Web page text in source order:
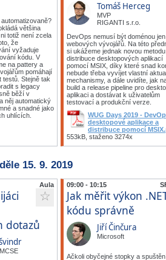
většina
totiž není zcela
že
vyžaduje
kódu. V
na pattery a
pomáhají
testů. Stejně tak
s legacy
běží v
něj automatický
a snadné jako
uhlících.
Tomáš Herceg
MVP
RIGANTI s.r.o.
DevOps nemusí být doménou jen
webových vývojářů. Na této
si ukážeme jednak novou metodu
distribuce desktopových aplikací
pomocí MSIX, díky které snad
nebude třeba vyvíjet vlastní
mechanismy, a dále uvidíte, jak
build a release pipeline pro
aplikaci a dostávat k uživatelům
testovací a produkční verze.
WUG Days 2019 -
desktopové aplikace a
distribuce pomocí
553kB, staženo 3274x
15. 9. 2019
Aula
☆
dotazů
09:00 - 10:15
Jak měřit výkon
kódu správně
Jiří Činčura
Microsoft
Ačkoli obyčejné stopky a